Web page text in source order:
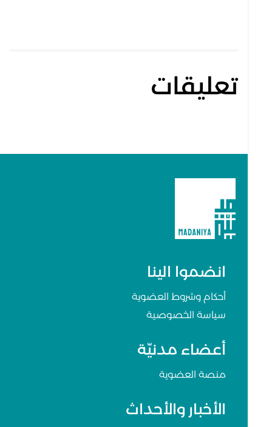
تعليقات
انضموا الينا
أحكام وشروط العضوية
سياسة الخصوصية
أعضاء مدنيّة
منصة العضوية
الأخبار والأحداث